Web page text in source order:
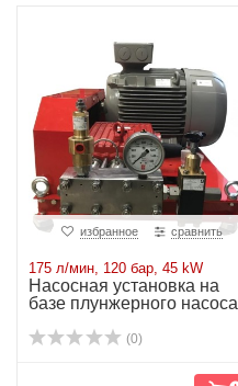
избранное сравнить
175 л/мин, 120 бар, 45 kW
Насосная установка на
базе плунжерного насоса
(0)